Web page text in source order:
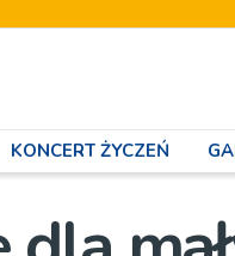
KONCERT ŻYCZEŃ